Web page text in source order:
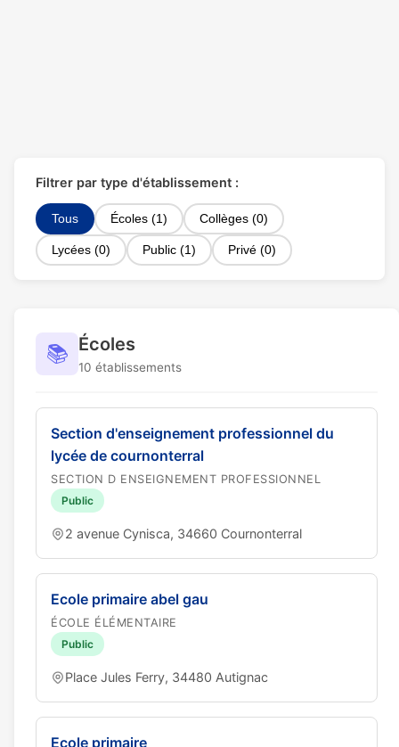
Filtrer par type d'établissement :
Tous Écoles (1) Collèges (0)
Lycées (0) Public (1) Privé (0)
📚 Écoles
10 établissements
Section d'enseignement professionnel du
lycée de cournonterral
SECTION D ENSEIGNEMENT PROFESSIONNEL
Public
2 avenue Cynisca, 34660 Cournonterral
Ecole primaire abel gau
ÉCOLE ÉLÉMENTAIRE
Public
Place Jules Ferry, 34480 Autignac
Ecole primaire